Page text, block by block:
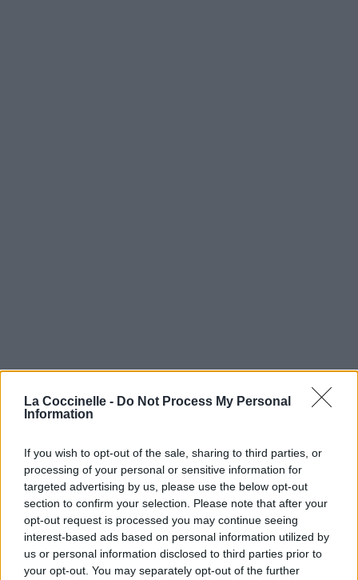
La Coccinelle - Do Not Process My Personal
Information
If you wish to opt-out of the sale, sharing to third parties, or
processing of your personal or sensitive information for
targeted advertising by us, please use the below opt-out
section to confirm your selection. Please note that after your
opt-out request is processed you may continue seeing
interest-based ads based on personal information utilized by
us or personal information disclosed to third parties prior to
your opt-out. You may separately opt-out of the further